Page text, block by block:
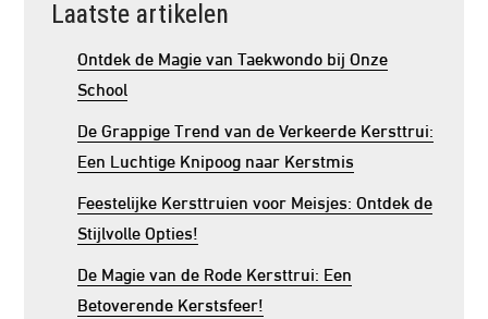
Laatste artikelen
Ontdek de Magie van Taekwondo bij Onze
School
De Grappige Trend van de Verkeerde Kersttrui:
Een Luchtige Knipoog naar Kerstmis
Feestelijke Kersttruien voor Meisjes: Ontdek de
Stijlvolle Opties!
De Magie van de Rode Kersttrui: Een
Betoverende Kerstsfeer!